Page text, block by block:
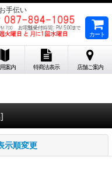
手伝い
カート
案内 特商法表示 店舗ご案内
]
示順変更